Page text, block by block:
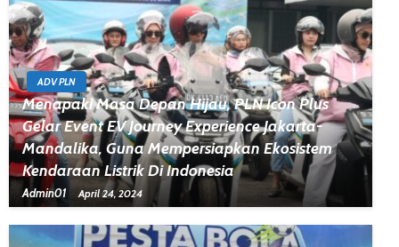
ADV PLN
Menapaki Masa Depan Hijau, PLN Icon Plus
Gelar Event EV Journey Experience Jakarta-
Mandalika, Guna Mempersiapkan Ekosistem
Kendaraan Listrik Di Indonesia
Admin01 April 24, 2024